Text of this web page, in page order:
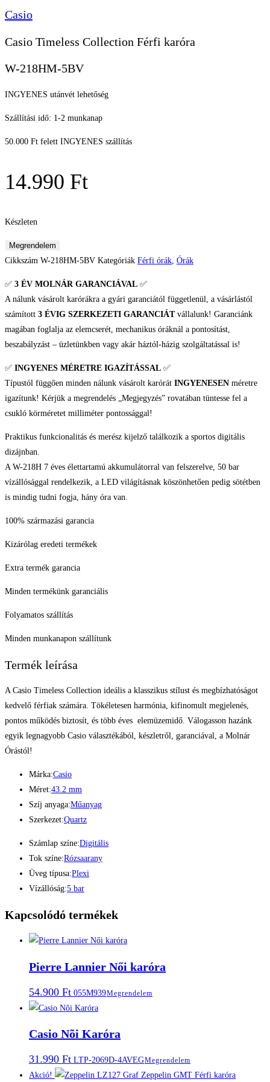
Casio
Casio Timeless Collection Férfi karóra
W-218HM-5BV
INGYENES utánvét lehetőség
Szállítási idő: 1-2 munkanap
50.000 Ft felett INGYENES szállítás
14.990 Ft
Készleten
Casio
Timeless
Férfi
Megrendelem
Cikkszám W-218HM-5BV Kategóriák Férfi órák, Órák
✅ 3 ÉV MOLNÁR GARANCIÁVAL ✅
A nálunk vásárolt karórákra a gyári garanciától függetlenül, a vásárlástól
számított 3 ÉVIG SZERKEZETI GARANCIÁTvállalunk! Garanciánk
magában foglalja az elemcserét, mechanikus óráknál a pontosítást,
beszabályzást – üzletünkben vagy akár háztól-házig szolgáltatással is!
✅ INGYENES MÉRETRE IGAZÍTÁSSAL ✅
Típustól függően minden nálunk vásárolt karórát INGYENESEN méretre
igazítunk! Kérjük a megrendelés „Megjegyzés” rovatában tüntesse fel a
csukló körméretet milliméter pontossággal!
Praktikus funkcionalitás és merész kijelző találkozik a sportos digitális
dizájnban.
A W-218H 7 éves élettartamú akkumulátorral van felszerelve, 50 bar
vízállósággal rendelkezik, a LED világításnak köszönhetően pedig sötétben
is mindig tudni fogja, hány óra van.
100% származási garancia
Kizárólag eredeti termékek
Extra termék garancia
Minden termékünk garanciális
Folyamatos szállítás
Minden munkanapon szállítunk
Termék leírása
A Casio Timeless Collection ideális a klasszikus stílust és megbízhatóságot
kedvelő férfiak számára. Tökéletesen harmónia, kifinomult megjelenés,
pontos működés biztosít, és több éves elemüzemidő. Válogasson hazánk
egyik legnagyobb Casio választékából, készletről, garanciával, a Molnár
Órástól!
Márka:Casio
Méret:43.2 mm
Szíj anyaga:Műanyag
Szerkezet:Quartz
Számlap színe:Digitális
Tok színe:Rózsaarany
Üveg típusa:Plexi
Vízállóság:5 bar
Kapcsolódó termékek
Pierre Lannier Női karóra
54.900 Ft 055M939Megrendelem
Casio Nõi Karóra
31.990 Ft LTP-2069D-4AVEGMegrendelem
Akció!